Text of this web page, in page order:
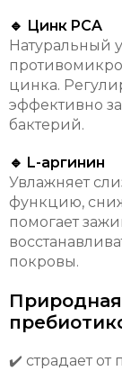
🔹 Цинк PCA
Натуральный
цинка.
эффективно
бактерий.
🔹 L-аргинин
Увлажняет
функцию,
помогает
покровы.
Природная
✔️ страдает от